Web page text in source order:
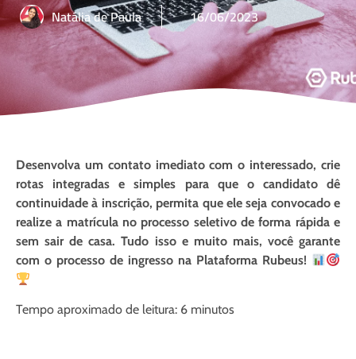
Natália de Paula 16/06/2023
Desenvolva um contato imediato com o interessado, crie
rotas integradas e simples para que o candidato dê
continuidade à inscrição, permita que ele seja convocado e
realize a matrícula no processo seletivo de forma rápida e
sem sair de casa. Tudo isso e muito mais, você garante
com o processo de ingresso na Plataforma Rubeus!
Tempo aproximado de leitura: 6 minutos